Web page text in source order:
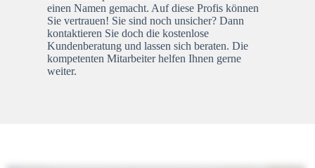
einen Namen gemacht. Auf diese Profis können
Sie vertrauen! Sie sind noch unsicher? Dann
kontaktieren Sie doch die kostenlose
Kundenberatung und lassen sich beraten. Die
kompetenten Mitarbeiter helfen Ihnen gerne
weiter.